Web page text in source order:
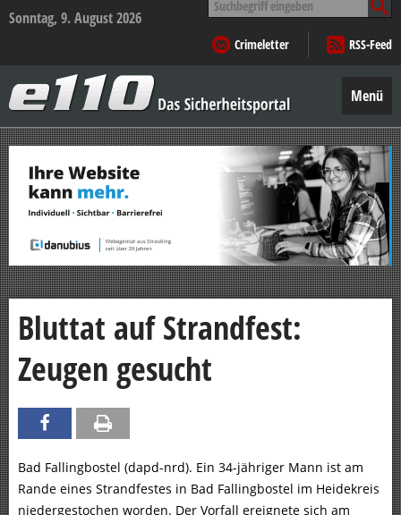
Sonntag, 9. August 2026
nach:
Crimeletter
RSS-Feed
–
Das
Sicherheitsportal
Menü
Zum
Inhalt
springen
Bluttat auf Strandfest:
Zeugen gesucht
Bad Fallingbostel (dapd-nrd). Ein 34-jähriger Mann ist am
Rande eines Strandfestes in Bad Fallingbostel im Heidekreis
niedergestochen worden. Der Vorfall ereignete sich am